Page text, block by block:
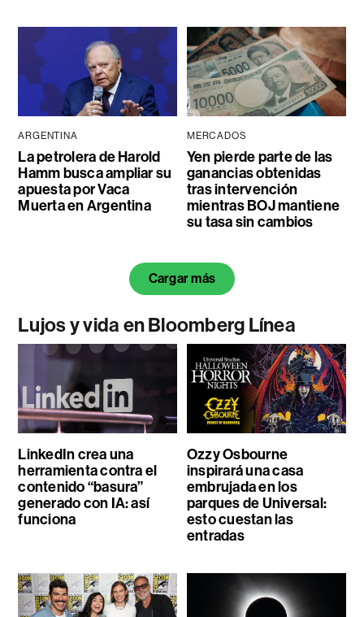
ARGENTINA
La petrolera de Harold
Hamm busca ampliar su
apuesta por Vaca
Muerta en Argentina
MERCADOS
Yen pierde parte de las
ganancias obtenidas
tras intervención
mientras BOJ mantiene
su tasa sin cambios
Cargar más
Lujos y vida en Bloomberg Línea
LinkedIn crea una
herramienta contra el
contenido “basura”
generado con IA: así
funciona
Ozzy Osbourne
inspirará una casa
embrujada en los
parques de Universal:
esto cuestan las
entradas